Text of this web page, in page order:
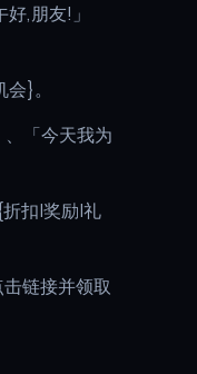
,朋友!」
}。
「今天我为
扣|奖励|礼
链接并领取